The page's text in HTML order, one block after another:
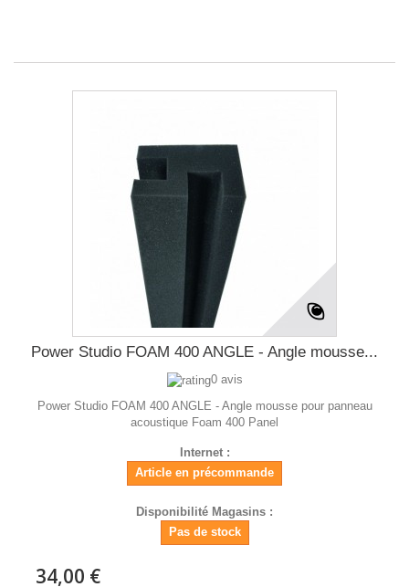
Power Studio FOAM 400 ANGLE - Angle mousse...
0 avis
Power Studio FOAM 400 ANGLE - Angle mousse pour panneau
acoustique Foam 400 Panel
Internet :
Article en précommande
Disponibilité Magasins :
Pas de stock
34,00 €